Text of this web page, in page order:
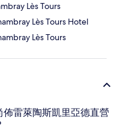
Lès Tours
Lès Tours Hotel
Lès Tours
雷萊陶斯凱里亞德直營